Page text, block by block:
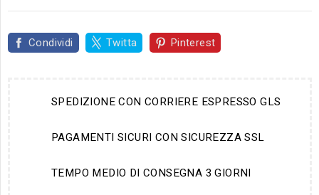
Condividi Twitta Pinterest
SPEDIZIONE CON CORRIERE ESPRESSO GLS
PAGAMENTI SICURI CON SICUREZZA SSL
TEMPO MEDIO DI CONSEGNA 3 GIORNI